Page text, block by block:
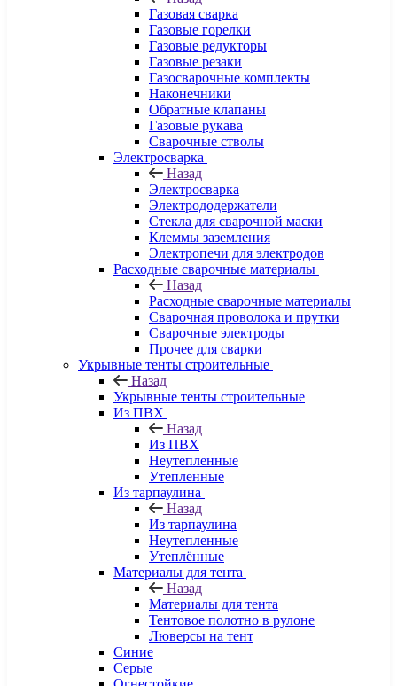
Газовая сварка
Газовые горелки
Газовые редукторы
Газовые резаки
Газосварочные комплекты
Наконечники
Обратные клапаны
Газовые рукава
Сварочные стволы
Электросварка
Назад
Электросварка
Электрододержатели
Стекла для сварочной маски
Клеммы заземления
Электропечи для электродов
Расходные сварочные материалы
Назад
Расходные сварочные материалы
Сварочная проволока и прутки
Сварочные электроды
Прочее для сварки
Укрывные тенты строительные
Назад
Укрывные тенты строительные
Из ПВХ
Назад
Из ПВХ
Неутепленные
Утепленные
Из тарпаулина
Назад
Из тарпаулина
Неутепленные
Утеплённые
Материалы для тента
Назад
Материалы для тента
Тентовое полотно в рулоне
Люверсы на тент
Синие
Серые